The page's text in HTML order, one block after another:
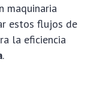
maquinaria
estos flujos de
la eficiencia
.